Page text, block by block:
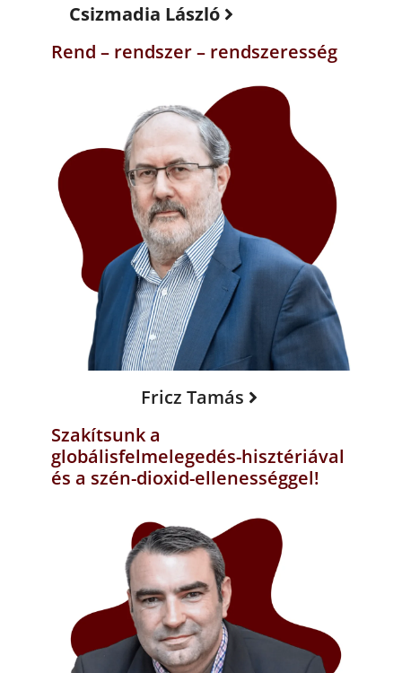
Csizmadia László
Rend – rendszer – rendszeresség
Fricz Tamás
Szakítsunk a
globálisfelmelegedés-hisztériával
és a szén-dioxid-ellenességgel!